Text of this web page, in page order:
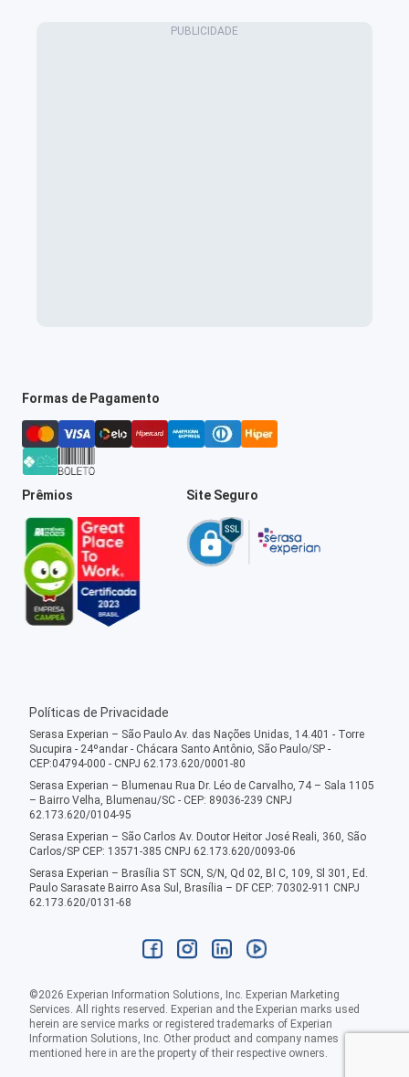
Formas de Pagamento
Prêmios Site Seguro
Políticas de Privacidade
Serasa Experian – São Paulo Av. das Nações Unidas, 14.401 - Torre
Sucupira - 24ºandar - Chácara Santo Antônio, São Paulo/SP -
CEP:04794-000 - CNPJ 62.173.620/0001-80
Serasa Experian – Blumenau Rua Dr. Léo de Carvalho, 74 – Sala 1105
– Bairro Velha, Blumenau/SC - CEP: 89036-239 CNPJ
62.173.620/0104-95
Serasa Experian – São Carlos Av. Doutor Heitor José Reali, 360, São
Carlos/SP CEP: 13571-385 CNPJ 62.173.620/0093-06
Serasa Experian – Brasília ST SCN, S/N, Qd 02, Bl C, 109, Sl 301, Ed.
Paulo Sarasate Bairro Asa Sul, Brasília – DF CEP: 70302-911 CNPJ
62.173.620/0131-68
©2026 Experian Information Solutions, Inc. Experian Marketing
Services. All rights reserved. Experian and the Experian marks used
herein are service marks or registered trademarks of Experian
Information Solutions, Inc. Other product and company names
mentioned here in are the property of their respective owners.